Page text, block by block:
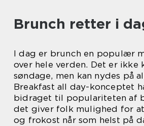
Brunch retter i
I dag er brunch en populær
over hele verden. Det er
søndage, men kan nydes på
Breakfast all day-konceptet
bidraget til populariteten af
det giver folk mulighed for
og frokost når som helst på